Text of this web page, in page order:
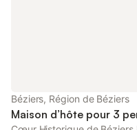
Béziers, Région de Béziers
Maison d’hôte pour 3